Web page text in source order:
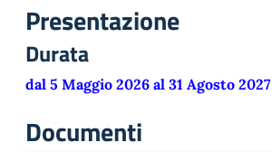
Presentazione
Durata
dal 5 Maggio 2026 al 31 Agosto 2027
Documenti